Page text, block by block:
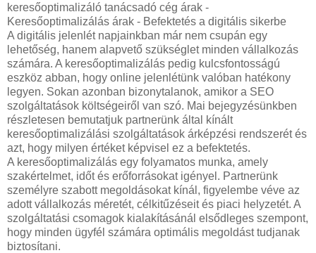
keresőoptimalizáló tanácsadó cég árak -
Keresőoptimalizálás árak - Befektetés a digitális sikerbe
A digitális jelenlét napjainkban már nem csupán egy
lehetőség, hanem alapvető szükséglet minden vállalkozás
számára. A keresőoptimalizálás pedig kulcsfontosságú
eszköz abban, hogy online jelenlétünk valóban hatékony
legyen. Sokan azonban bizonytalanok, amikor a SEO
szolgáltatások költségeiről van szó. Mai bejegyzésünkben
részletesen bemutatjuk partnerünk által kínált
keresőoptimalizálási szolgáltatások árképzési rendszerét és
azt, hogy milyen értéket képvisel ez a befektetés.
A keresőoptimalizálás egy folyamatos munka, amely
szakértelmet, időt és erőforrásokat igényel. Partnerünk
személyre szabott megoldásokat kínál, figyelembe véve az
adott vállalkozás méretét, célkitűzéseit és piaci helyzetét. A
szolgáltatási csomagok kialakításánál elsődleges szempont,
hogy minden ügyfél számára optimális megoldást tudjanak
biztosítani.